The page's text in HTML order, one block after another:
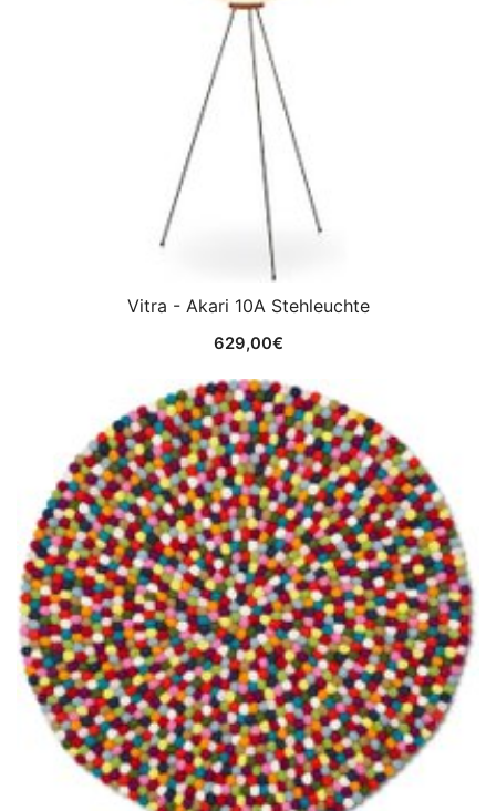
Vitra - Akari 10A Stehleuchte
629,00€